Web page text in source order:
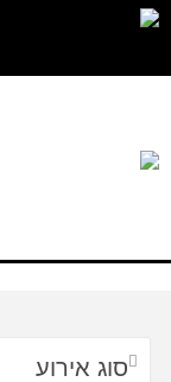
סוג אירוע